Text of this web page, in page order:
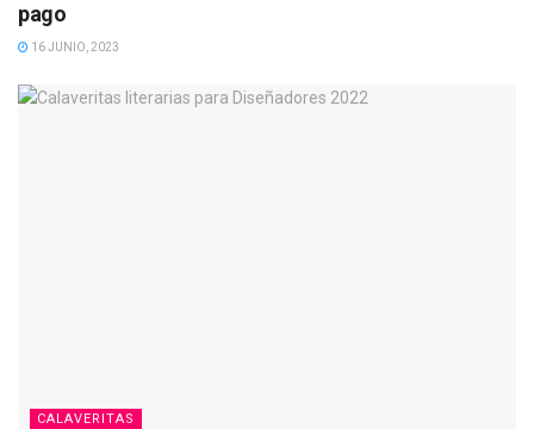
pago
16 JUNIO, 2023
CALAVERITAS